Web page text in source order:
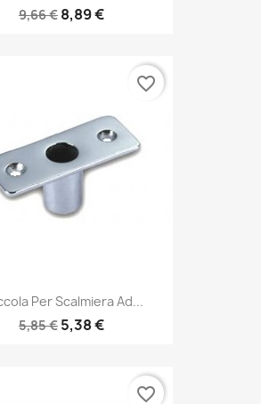
9,66 € 8,89 €
Per Scalmiera Ad...
5,85 € 5,38 €
favorite_border
favorite_border